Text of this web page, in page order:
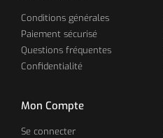
Conditions générales
Paiement sécurisé
Questions fréquentes
Confidentialité
Mon Compte
Se connecter